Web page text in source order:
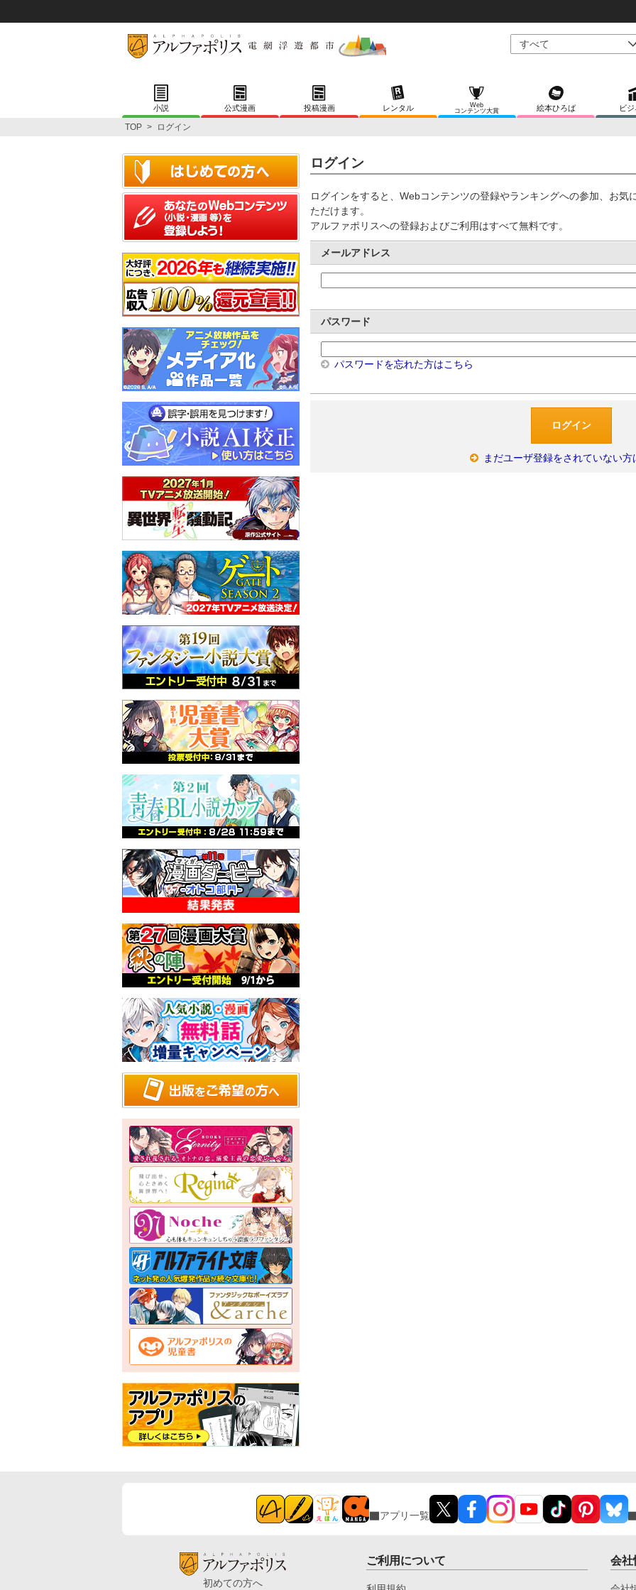
小説 公式漫画 投稿漫画 レンタル
Web
コンテンツ大賞
絵本ひろば ビ
TOP > ログイン
ログイン
ログインをすると、Webコンテンツの登録やランキングへの参加、お気
ただけます。
アルファポリスへの登録およびご利用はすべて無料です。
メールアドレス
パスワード
パスワードを忘れた方はこちら
まだユーザ登録をされていない方
アプリ一覧
初めての方へ
ご利用について 会社